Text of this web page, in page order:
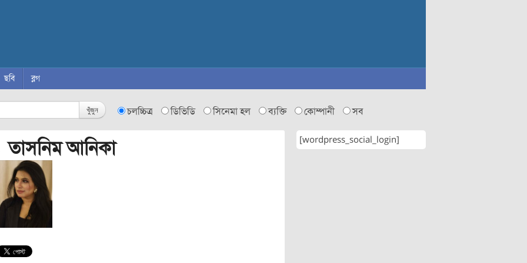
ছবি ব্লগ
খুঁজুন চলচ্চিত্র ডিভিডি সিনেমা হল ব্যক্তি কোম্পানী সব
আনিকা [wordpress_social_login]